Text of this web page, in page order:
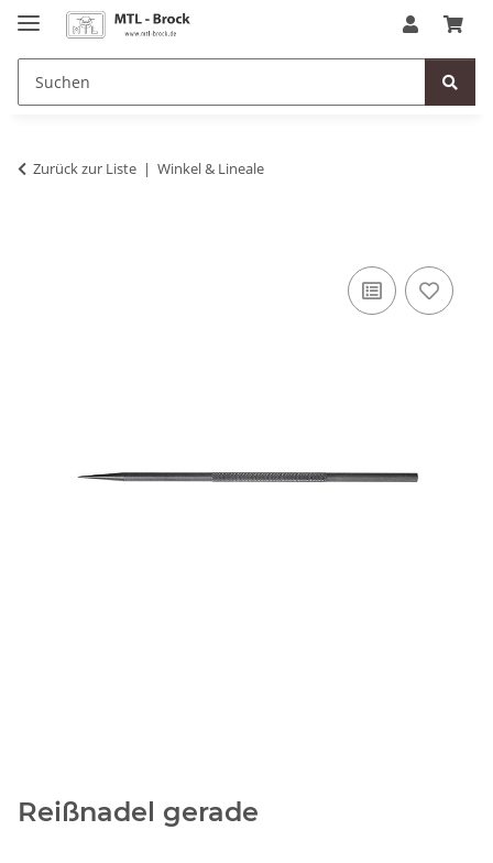
Zurück zur Liste Winkel & Lineale
Reißnadel gerade